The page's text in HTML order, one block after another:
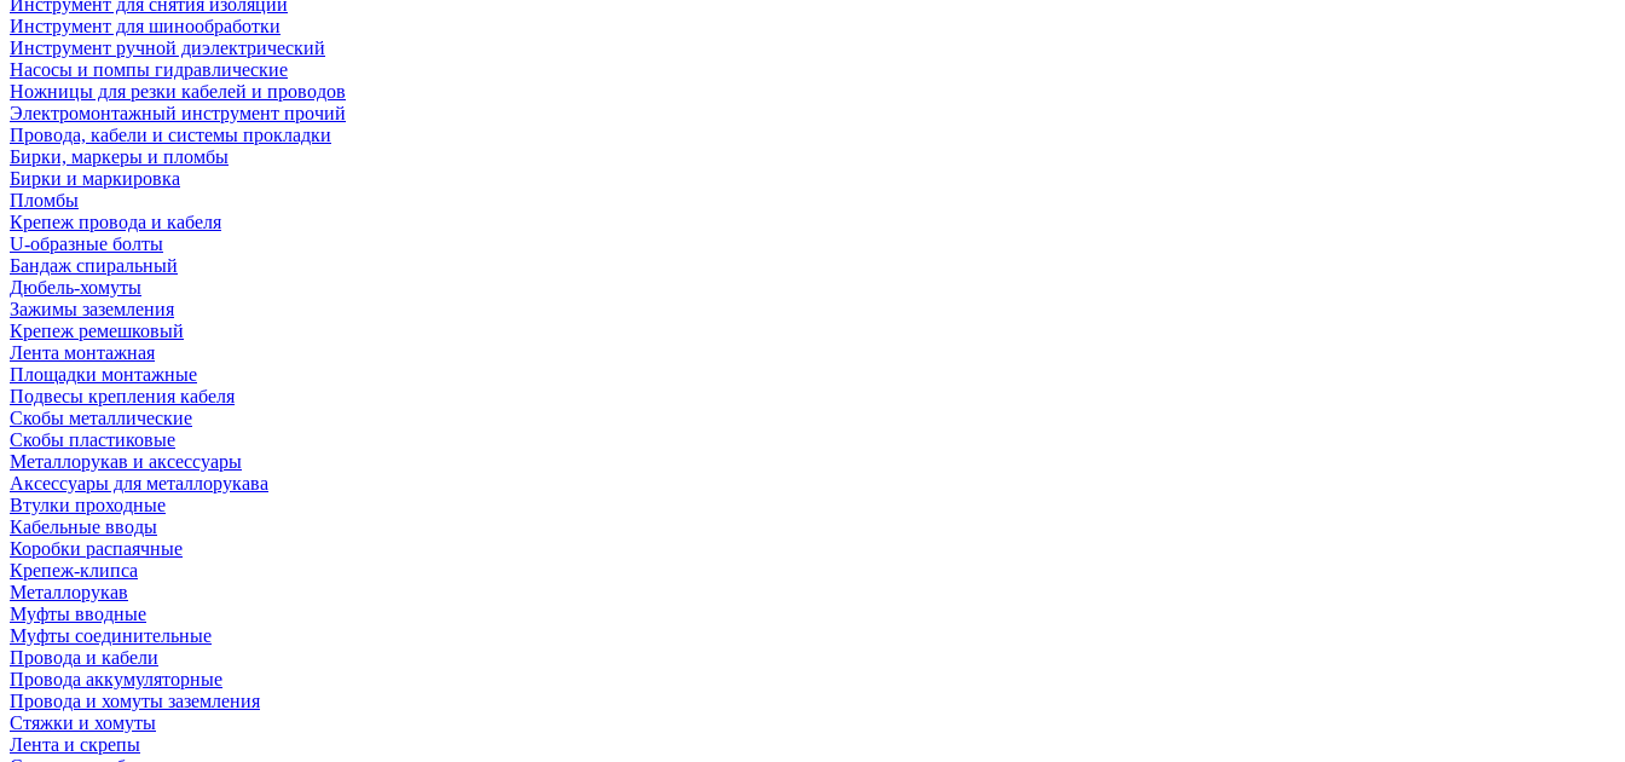
Инструмент для снятия изоляции
Инструмент для шинообработки
Инструмент ручной диэлектрический
Насосы и помпы гидравлические
Ножницы для резки кабелей и проводов
Электромонтажный инструмент прочий
Провода, кабели и системы прокладки
Бирки, маркеры и пломбы
Бирки и маркировка
Пломбы
Крепеж провода и кабеля
U-образные болты
Бандаж спиральный
Дюбель-хомуты
Зажимы заземления
Крепеж ремешковый
Лента монтажная
Площадки монтажные
Подвесы крепления кабеля
Скобы металлические
Скобы пластиковые
Металлорукав и аксессуары
Аксессуары для металлорукава
Втулки проходные
Кабельные вводы
Коробки распаячные
Крепеж-клипса
Металлорукав
Муфты вводные
Муфты соединительные
Провода и кабели
Провода аккумуляторные
Провода и хомуты заземления
Стяжки и хомуты
Лента и скрепы